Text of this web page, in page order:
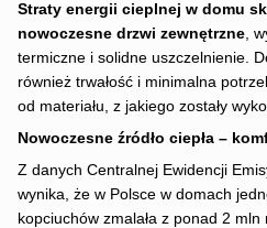
Straty energii cieplnej w domu
nowoczesne drzwi zewnętrzne,
termiczne i solidne uszczelnienie.
również trwałość i minimalna
od materiału, z jakiego zostały
Nowoczesne źródło ciepła –
Z danych Centralnej Ewidencji
wynika, że w Polsce w domach
kopciuchów zmalała z ponad 2